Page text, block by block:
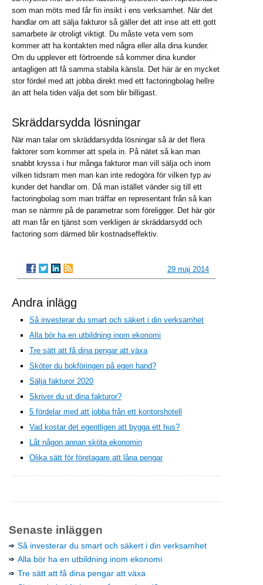
som man möts med får fin insikt i ens verksamhet. När det
handlar om att sälja fakturor så gäller det att inse att ett gott
samarbete är otroligt viktigt. Du måste veta vem som
kommer att ha kontakten med några eller alla dina kunder.
Om du upplever ett förtroende så kommer dina kunder
antagligen att få samma stabila känsla. Det här är en mycket
stor fördel med att jobba direkt med ett factoringbolag hellre
än att hela tiden välja det som blir billigast.
Skräddarsydda lösningar
När man talar om skräddarsydda lösningar så är det flera
faktorer som kommer att spela in. På nätet så kan man
snabbt kryssa i hur många fakturor man vill sälja och inom
vilken tidsram men man kan inte redogöra för vilken typ av
kunder det handlar om. Då man istället vänder sig till ett
factoringbolag som man träffar en representant från så kan
man se närmre på de parametrar som föreligger. Det här gör
att man får en tjänst som verkligen är skräddarsydd och
factoring som därmed blir kostnadseffektiv.
29 maj 2014
Andra inlägg
Så investerar du smart och säkert i din verksamhet
Alla bör ha en utbildning inom ekonomi
Tre sätt att få dina pengar att växa
Sköter du bokföringen på egen hand?
Sälja fakturor 2020
Skriver du ut dina fakturor?
5 fördelar med att jobba från ett kontorshotell
Vad kostar det egentligen att bygga ett hus?
Låt någon annan sköta ekonomin
Olika sätt för företagare att låna pengar
Senaste inläggen
Så investerar du smart och säkert i din verksamhet
Alla bör ha en utbildning inom ekonomi
Tre sätt att få dina pengar att växa